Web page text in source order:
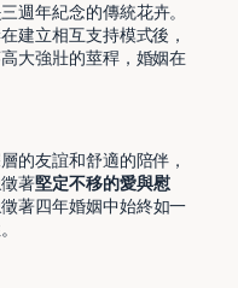
週年紀念的傳統花卉。
建立相互支持模式後，
大強壯的莖稈，婚姻在
的友誼和舒適的陪伴，
著堅定不移的愛與慰
著四年婚姻中始終如一